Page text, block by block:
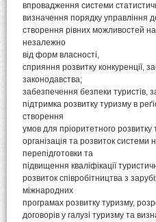
впровадження системи
визначення порядку управління
створення рівних можливостей
незалежно
від форм власності,
сприяння розвитку конкуренції,
законодавства;
забезпечення безпеки туристів,
підтримка розвитку туризму в
створення
умов для пріоритетного розвитку
організація та розвиток системи
перепідготовки та
підвищення кваліфікації
розвиток співробітництва з
міжнародних
програмах розвитку туризму,
договорів у галузі туризму та